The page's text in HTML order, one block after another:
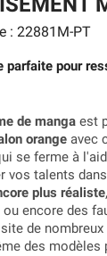
: 22881M-PT
parfaite pour
de manga est
orange avec
se ferme à
vos talents
plus réaliste
encore des
de
des modèles